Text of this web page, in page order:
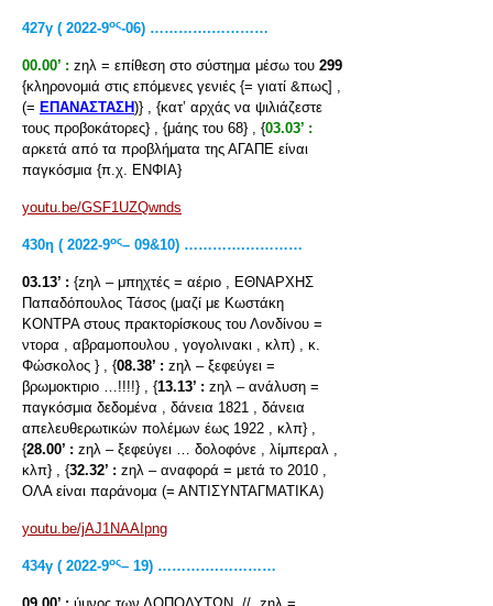
427γ ( 2022-9ος-06) ………….…………
00.00’ : zηλ = επίθεση στο σύστημα μέσω του 299
{κληρονομιά στις επόμενες γενιές {= γιατί &πως] ,
(= ΕΠΑΝΑΣΤΑΣΗ)} , {κατ’ αρχάς να ψιλιάζεστε
τους προβοκάτορες} , {μάης του 68} , {03.03’ :
αρκετά από τα προβλήματα της ΑΓΑΠΕ είναι
παγκόσμια {π.χ. ΕΝΦΙΑ}
youtu.be/GSF1UZQwnds
430η ( 2022-9ος– 09&10) ………….…………
03.13’ : {zηλ – μπηχτές = αέριο , ΕΘΝΑΡΧΗΣ
Παπαδόπουλος Τάσος (μαζί με Κωστάκη
ΚΟΝΤΡΑ στους πρακτορίσκους του Λονδίνου =
ντορα , αβραμοπουλου , γογολινακι , κλπ) , κ.
Φώσκολος } , {08.38’ : zηλ – ξεφεύγει =
βρωμοκτιριο …!!!!} , {13.13’ : zηλ – ανάλυση =
παγκόσμια δεδομένα , δάνεια 1821 , δάνεια
απελευθερωτικών πολέμων έως 1922 , κλπ} ,
{28.00’ : zηλ – ξεφεύγει … δολοφόνε , λίμπεραλ ,
κλπ} , {32.32’ : zηλ – αναφορά = μετά το 2010 ,
ΟΛΑ είναι παράνομα (= ΑΝΤΙΣΥΝΤΑΓΜΑΤΙΚΑ)
youtu.be/jAJ1NAAIpng
434γ ( 2022-9ος– 19) ………….…………